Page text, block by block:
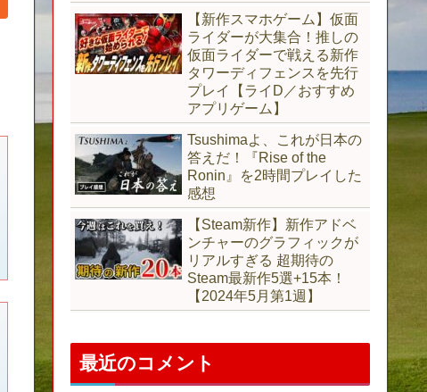
【新作スマホゲーム】仮面
ライダーが大集合！推しの
仮面ライダーで戦える新作
タワーディフェンスを先行
プレイ【ライD／おすすめ
アプリゲーム】
Tsushimaよ、これが日本の
答えだ！『Rise of the
Ronin』を2時間プレイした
感想
【Steam新作】新作アドベ
ンチャーのグラフィックが
リアルすぎる 超期待の
Steam最新作5選+15本！
【2024年5月第1週】
最近のコメント